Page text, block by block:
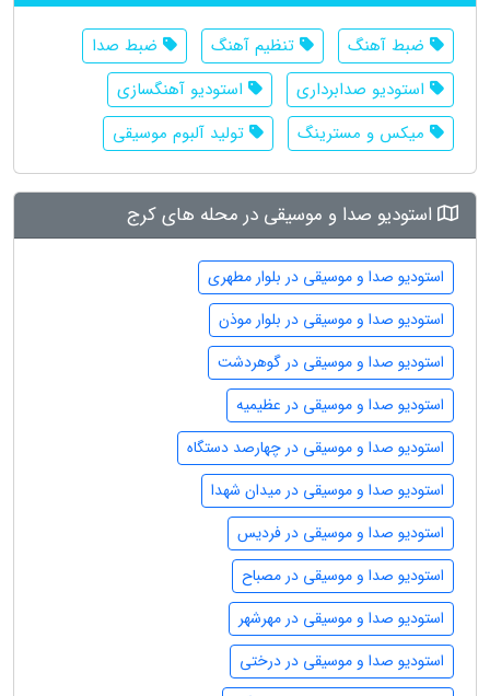
ضبط آهنگ تنظیم آهنگ
ضبط صدا
استودیو صدابرداری
استودیو آهنگسازی
میکس و مسترینگ
تولید آلبوم موسیقی
استودیو صدا و موسیقی در محله های کرج
استودیو صدا و موسیقی در بلوار مطهری
استودیو صدا و موسیقی در بلوار موذن
استودیو صدا و موسیقی در گوهردشت
استودیو صدا و موسیقی در عظیمیه
استودیو صدا و موسیقی در چهارصد دستگاه
استودیو صدا و موسیقی در میدان شهدا
استودیو صدا و موسیقی در فردیس
استودیو صدا و موسیقی در مصباح
استودیو صدا و موسیقی در مهرشهر
استودیو صدا و موسیقی در درختی